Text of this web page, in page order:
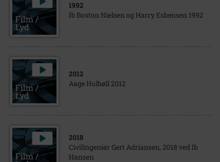
1992
Ib Boston Nielsen og Harry Esbensen 1992
2012
Aage Holbøll 2012
2018
Civilingeniør Gert Adriansen, 2018 ved Ib
Hansen